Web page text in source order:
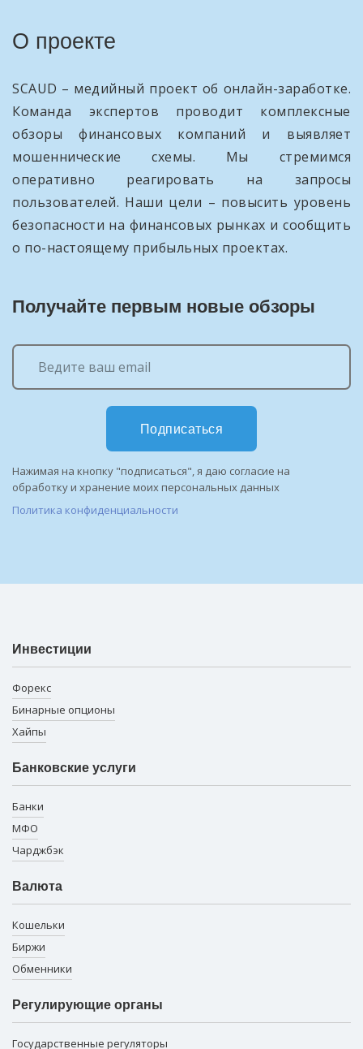
О проекте
SCAUD – медийный проект об онлайн-заработке.
Команда экспертов проводит комплексные
обзоры финансовых компаний и выявляет
мошеннические схемы. Мы стремимся
оперативно реагировать на запросы
пользователей. Наши цели – повысить уровень
безопасности на финансовых рынках и сообщить
о по-настоящему прибыльных проектах.
Получайте первым новые обзоры
Подписаться
Нажимая на кнопку "подписаться", я даю согласие на
обработку и хранение моих персональных данных
Политика конфиденциальности
Инвестиции
Форекс
Бинарные опционы
Хайпы
Банковские услуги
Банки
МФО
Чарджбэк
Валюта
Кошельки
Биржи
Обменники
Регулирующие органы
Государственные регуляторы